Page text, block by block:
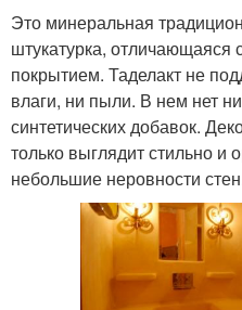
Это минеральная
штукатурка, отличающаяся
покрытием. Таделакт не
влаги, ни пыли. В нем нет
синтетических добавок.
только выглядит стильно и
небольшие неровности